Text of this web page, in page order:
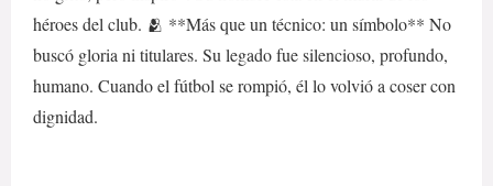
héroes del club. 🫂 **Más que un técnico: un símbolo** No
buscó gloria ni titulares. Su legado fue silencioso, profundo,
humano. Cuando el fútbol se rompió, él lo volvió a coser con
dignidad.